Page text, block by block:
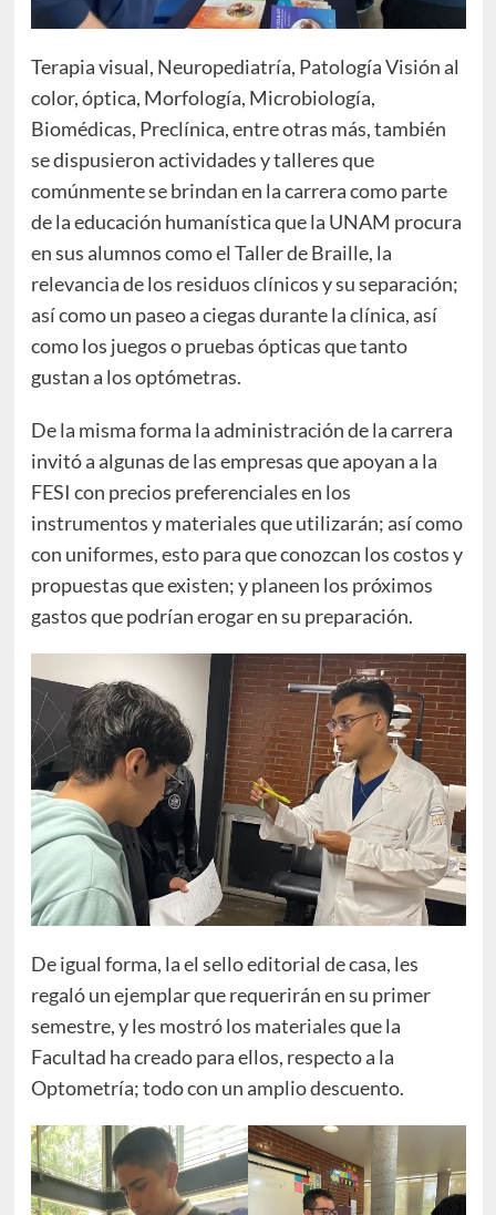
Terapia visual, Neuropediatría, Patología Visión al
color, óptica, Morfología, Microbiología,
Biomédicas, Preclínica, entre otras más, también
se dispusieron actividades y talleres que
comúnmente se brindan en la carrera como parte
de la educación humanística que la UNAM procura
en sus alumnos como el Taller de Braille, la
relevancia de los residuos clínicos y su separación;
así como un paseo a ciegas durante la clínica, así
como los juegos o pruebas ópticas que tanto
gustan a los optómetras.
De la misma forma la administración de la carrera
invitó a algunas de las empresas que apoyan a la
FESI con precios preferenciales en los
instrumentos y materiales que utilizarán; así como
con uniformes, esto para que conozcan los costos y
propuestas que existen; y planeen los próximos
gastos que podrían erogar en su preparación.
De igual forma, la el sello editorial de casa, les
regaló un ejemplar que requerirán en su primer
semestre, y les mostró los materiales que la
Facultad ha creado para ellos, respecto a la
Optometría; todo con un amplio descuento.